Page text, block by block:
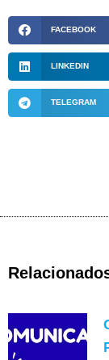
FACEBOOK
LINKEDIN
TELEGRAM